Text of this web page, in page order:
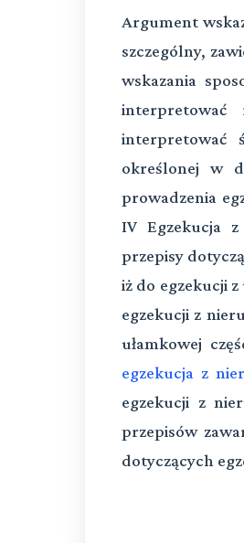
Argument
szczególny,
wskazania
interpretować
określonej w
prowadzenia
IV Egzekucja
przepisy
iż do egzekucji
egzekucji z
ułamkowej
egzekucja z
egzekucji z
przepisów
dotyczących